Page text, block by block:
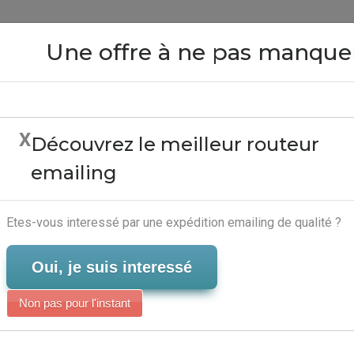
Recrutement -
Close
Une offre à ne pas
XDécouvrez le meilleur routeur
emailing
Etes-vous interessé par une expédition emailing de qualité ?
Oui, je suis interessé
Non pas pour l'instant